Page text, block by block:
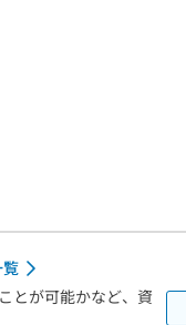
とが可能かなど、資